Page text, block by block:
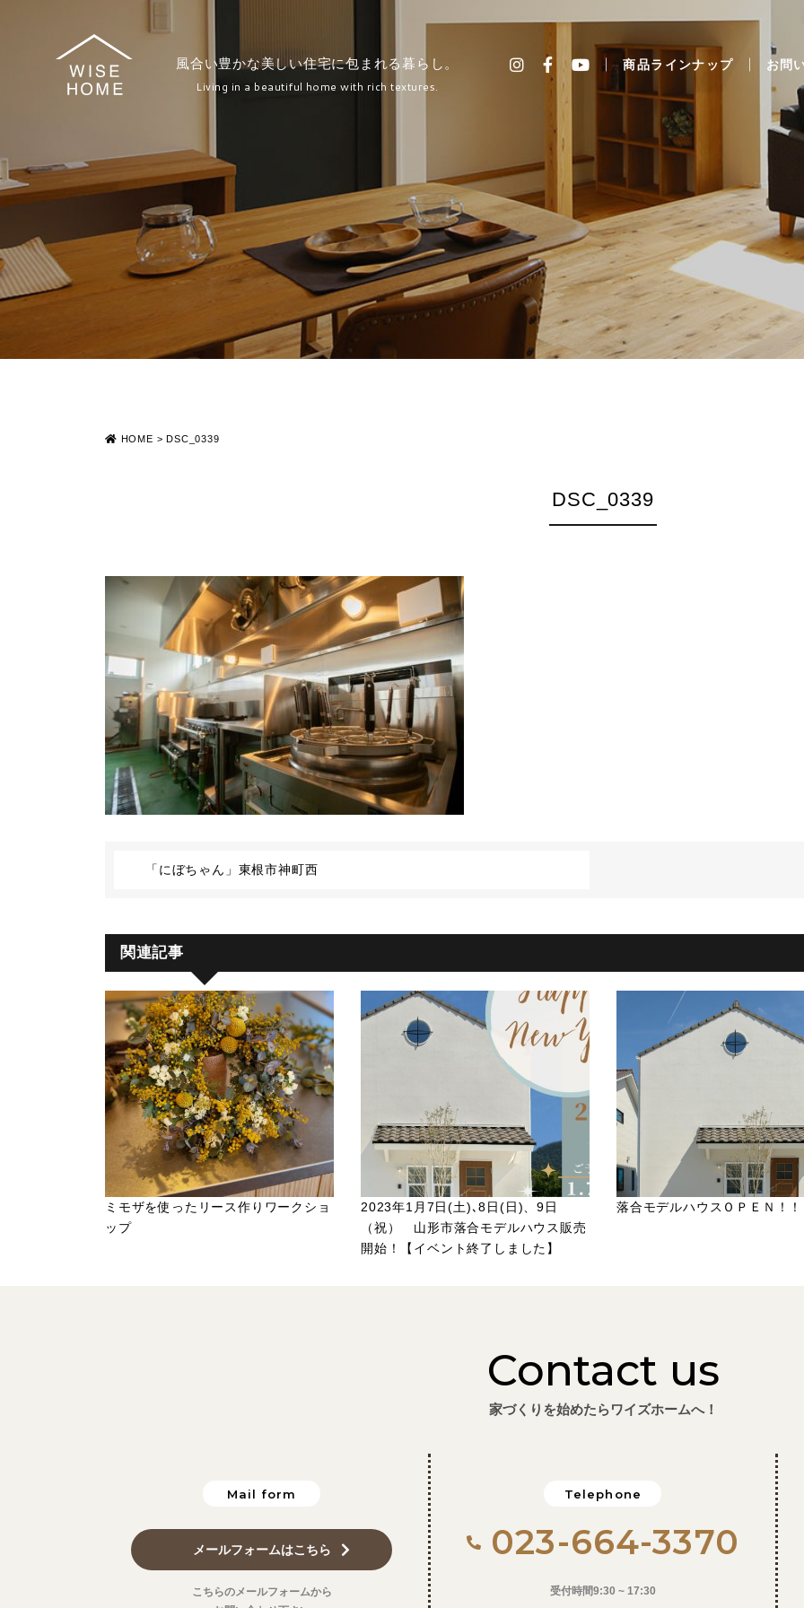
風合い豊かな美しい住宅に包まれる暮らし。
Living in a beautiful home with rich textures.
商品ラインナップ お問
HOME >DSC_0339
DSC_0339
「にぼちゃん」東根市神町西
関連記事
ミモザを使ったリース作りワークショ
ップ
2023年1月7日(土)､8日(日)、9日
（祝） 山形市落合モデルハウス販売
開始！【イベント終了しました】
落合モデルハウスＯＰＥＮ！！
Contact us
家づくりを始めたらワイズホームへ！
Mail form
メールフォームはこちら
こちらのメールフォームから
Telephone
023-664-3370
受付時間9:30 ~ 17:30